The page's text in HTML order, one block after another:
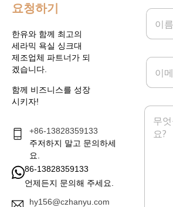
요청하기
한유와 함께 최고의
세라믹 욕실 싱크대
제조업체 파트너가 되
겠습니다.
함께 비즈니스를 성장
시키자!
+86-13828359133
주저하지 말고 문의하세
요.
86-13828359133
언제든지 문의해 주세요.
hy156@czhanyu.com
이
*
이
일
메